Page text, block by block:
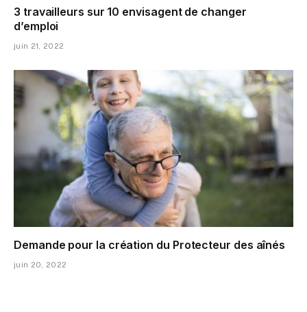
3 travailleurs sur 10 envisagent de changer
d’emploi
juin 21, 2022
Demande pour la création du Protecteur des aînés
juin 20, 2022